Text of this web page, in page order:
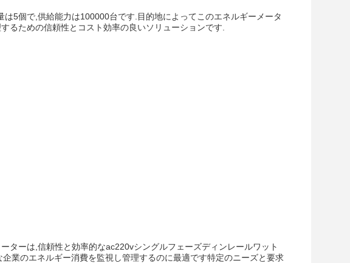
5個で,供給能力は100000台です.目的地によってこのエネルギーメータ
るための信頼性とコスト効率の良いソリューションです.
ターは,信頼性と効率的なac220vシングルフェーズディンレールワット
業のエネルギー消費を監視し管理するのに最適です特定のニーズと要求